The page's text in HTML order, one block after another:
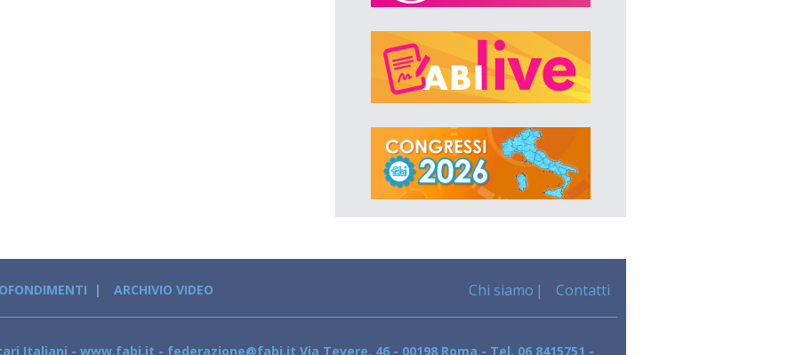
ARCHIVIO VIDEO Chi siamo Contatti
Italiani - www.fabi.it - federazione@fabi.it Via Tevere, 46 - 00198 Roma - Tel. 06 8415751 -